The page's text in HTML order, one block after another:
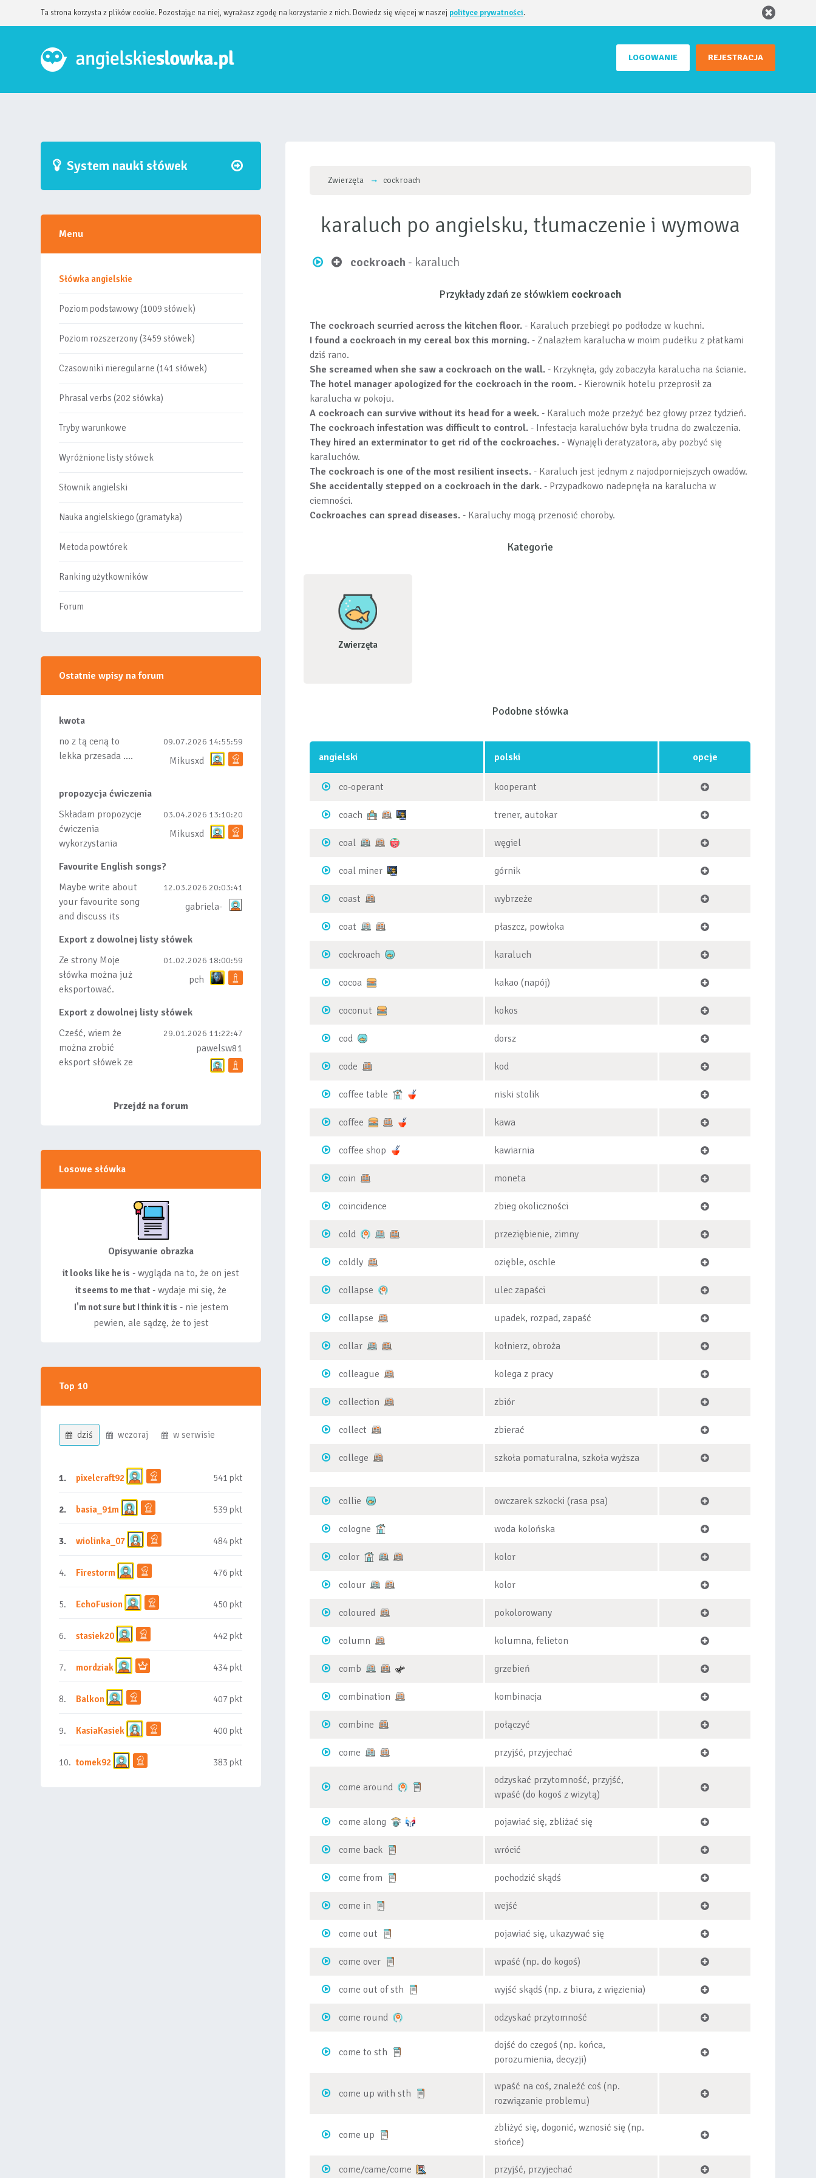
Ta strona korzysta z plików cookie. Pozostając na niej, wyrażasz zgodę na korzystanie z nich. Dowiedz się więcej w naszej polityce prywatności.
REJESTRACJA
LOGOWANIE
System nauki słówek
Menu
Słówka angielskie
Poziom podstawowy (1009 słówek)
Poziom rozszerzony (3459 słówek)
Czasowniki nieregularne (141 słówek)
Phrasal verbs (202 słówka)
Tryby warunkowe
Wyróżnione listy słówek
Słownik angielski
Nauka angielskiego (gramatyka)
Metoda powtórek
Ranking użytkowników
Forum
Ostatnie wpisy na forum
kwota
no z tą ceną to
lekka przesada ....
09.07.2026 14:55:59
Mikusxd
propozycja ćwiczenia
Składam propozycje
ćwiczenia
wykorzystania
lub dodanych do
listy, czy tez ze
wszys...
03.04.2026 13:10:20
Mikusxd
Favourite English songs?
Maybe write about
your favourite song
and discuss its
12.03.2026 20:03:41
gabriela-
Export z dowolnej listy słówek
Ze strony Moje
słówka można już
eksportować.
masowego importu
nie będę robił bo
wiąże się...
01.02.2026 18:00:59
pch
Export z dowolnej listy słówek
Cześć, wiem że
można zrobić
eksport słówek ze
wyróżnionych lis...
29.01.2026 11:22:47
pawelsw81
Przejdź na forum
Losowe słówka
Opisywanie obrazka
it looks like he is - wygląda na to, że on jest
it seems to me that - wydaje mi się, że
I'm not sure but I think it is - nie jestem
pewien, ale sądzę, że to jest
Top 10
dziś wczoraj w serwisie
1. pixelcraft92 541 pkt
2. basia_91m 539 pkt
3. wiolinka_07 484 pkt
4. Firestorm 476 pkt
5. EchoFusion 450 pkt
6. stasiek20 442 pkt
7. mordziak 434 pkt
8. Balkon 407 pkt
9. KasiaKasiek 400 pkt
10. tomek92 383 pkt
Zwierzęta cockroach
karaluch po angielsku, tłumaczenie i wymowa
cockroach - karaluch
Przykłady zdań ze słówkiem cockroach
The cockroach scurried across the kitchen floor. - Karaluch przebiegł po podłodze w kuchni.
I found a cockroach in my cereal box this morning. - Znalazłem karalucha w moim pudełku z płatkami
dziś rano.
She screamed when she saw a cockroach on the wall. - Krzyknęła, gdy zobaczyła karalucha na ścianie.
The hotel manager apologized for the cockroach in the room. - Kierownik hotelu przeprosił za
karalucha w pokoju.
A cockroach can survive without its head for a week. - Karaluch może przeżyć bez głowy przez tydzień.
The cockroach infestation was difficult to control. - Infestacja karaluchów była trudna do zwalczenia.
They hired an exterminator to get rid of the cockroaches. - Wynajęli deratyzatora, aby pozbyć się
karaluchów.
The cockroach is one of the most resilient insects. - Karaluch jest jednym z najodporniejszych owadów.
She accidentally stepped on a cockroach in the dark. - Przypadkowo nadepnęła na karalucha w
ciemności.
Cockroaches can spread diseases. - Karaluchy mogą przenosić choroby.
Kategorie
Zwierzęta
Podobne słówka
angielski polski opcje
co-operant kooperant
coach trener, autokar
coal węgiel
coal miner górnik
coast wybrzeże
coat płaszcz, powłoka
cockroach karaluch
cocoa kakao (napój)
coconut kokos
cod dorsz
code kod
coffee table niski stolik
coffee kawa
coffee shop kawiarnia
coin moneta
coincidence zbieg okoliczności
cold przeziębienie, zimny
coldly ozięble, oschle
collapse ulec zapaści
collapse upadek, rozpad, zapaść
collar kołnierz, obroża
colleague kolega z pracy
collection zbiór
collect zbierać
college szkoła pomaturalna, szkoła wyższa
collie owczarek szkocki (rasa psa)
cologne woda kolońska
color kolor
colour kolor
coloured pokolorowany
column kolumna, felieton
comb grzebień
combination kombinacja
combine połączyć
come przyjść, przyjechać
come around
odzyskać przytomność, przyjść,
wpaść (do kogoś z wizytą)
come along pojawiać się, zbliżać się
come back wrócić
come from pochodzić skądś
come in wejść
come out pojawiać się, ukazywać się
come over wpaść (np. do kogoś)
come out of sth wyjść skądś (np. z biura, z więzienia)
come round odzyskać przytomność
come to sth
dojść do czegoś (np. końca,
porozumienia, decyzji)
come up with sth
wpaść na coś, znaleźć coś (np.
rozwiązanie problemu)
come up
zbliżyć się, dogonić, wznosić się (np.
słońce)
come/came/come przyjść, przyjechać